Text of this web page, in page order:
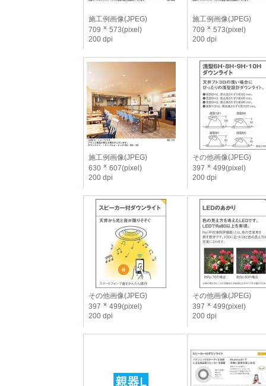
施工例画像(JPEG)
709
573(pixel)
200 dpi
施工例画像(JPEG)
709
573(pixel)
200 dpi
施工例画像(JPEG)
630
607(pixel)
200 dpi
その他画像(JPEG)
397
499(pixel)
200 dpi
その他画像(JPEG)
397
499(pixel)
200 dpi
その他画像(JPEG)
397
499(pixel)
200 dpi